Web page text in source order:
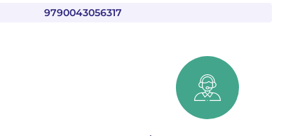
9790043056317